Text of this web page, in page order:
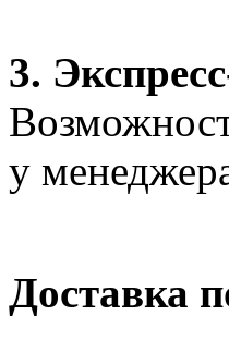
3.
у
Доставка